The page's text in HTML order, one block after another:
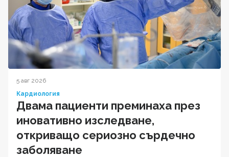
5 авг 2026
Кардиология
Двама пациенти преминаха през
иновативно изследване,
откриващо сериозно сърдечно
заболяване